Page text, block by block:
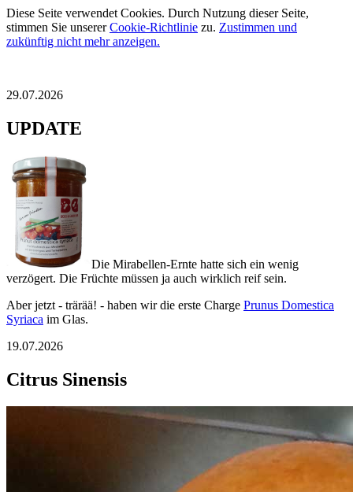
Diese Seite verwendet Cookies. Durch Nutzung dieser Seite,
stimmen Sie unsererCookie-Richtlinie zu. Zustimmen und
zukünftig nicht mehr anzeigen.
29.07.2026
UPDATE
Die Mirabellen-Ernte hatte sich ein wenig
verzögert. Die Früchte müssen ja auch wirklich reif sein.
Aber jetzt - trärää! - haben wir die erste Charge Prunus Domestica
Syriaca im Glas.
19.07.2026
Citrus Sinensis